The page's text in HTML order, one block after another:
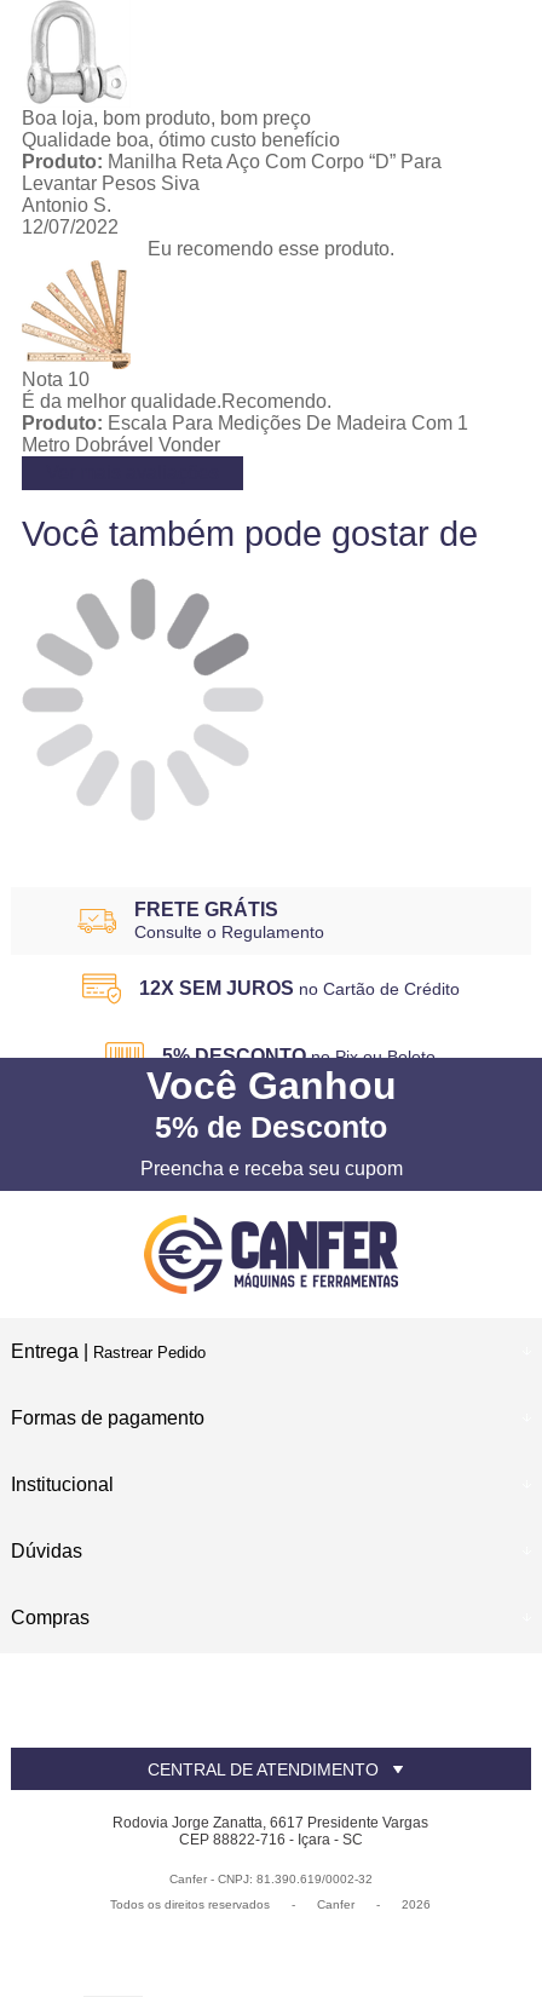
Boa loja, bom produto, bom preço
Qualidade boa, ótimo custo benefício
Produto: Manilha Reta Aço Com Corpo “D” Para
Levantar Pesos Siva
Antonio S.
12/07/2022
Eu recomendo esse produto.
Nota 10
É da melhor qualidade.Recomendo.
Produto: Escala Para Medições De Madeira Com 1
Metro Dobrável Vonder
Você também pode gostar de
FRETE GRÁTIS
Consulte o Regulamento
12X SEM JUROS no Cartão de Crédito
5% DESCONTO no Pix ou Boleto
Você Ganhou
5% de Desconto
Preencha e receba seu cupom
Entrega | Rastrear Pedido
Formas de pagamento
Institucional
Dúvidas
Compras
CENTRAL DE ATENDIMENTO
Rodovia Jorge Zanatta, 6617 Presidente Vargas
CEP 88822-716 - Içara - SC
Canfer - CNPJ: 81.390.619/0002-32
Todos os direitos reservados
- Canfer - 2026